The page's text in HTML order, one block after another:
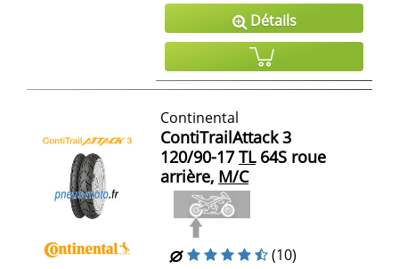
Détails
Continental
ContiTrailAttack 3
120/90-17 TL64S roue
arrière, M/C
(10)